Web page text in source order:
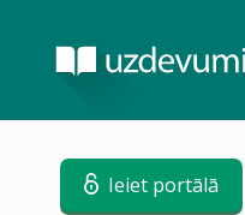
Ieiet portālā